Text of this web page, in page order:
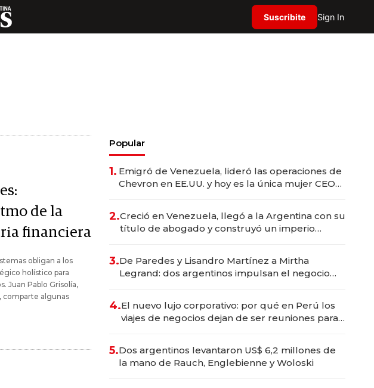
Suscribite Sign In
de la
financiera
obligan a los
holístico para
Juan Pablo Grisolía,
comparte algunas
Popular
1. Emigró de Venezuela, lideró las operaciones de
Chevron en EE.UU. y hoy es la única mujer CEO
2.Creció en Venezuela, llegó a la Argentina con su
título de abogado y construyó un imperio
3.De Paredes y Lisandro Martínez a Mirtha
Legrand: dos argentinos impulsan el negocio
4.El nuevo lujo corporativo: por qué en Perú los
viajes de negocios dejan de ser reuniones para
5.Dos argentinos levantaron US$ 6,2 millones de
la mano de Rauch, Englebienne y Woloski